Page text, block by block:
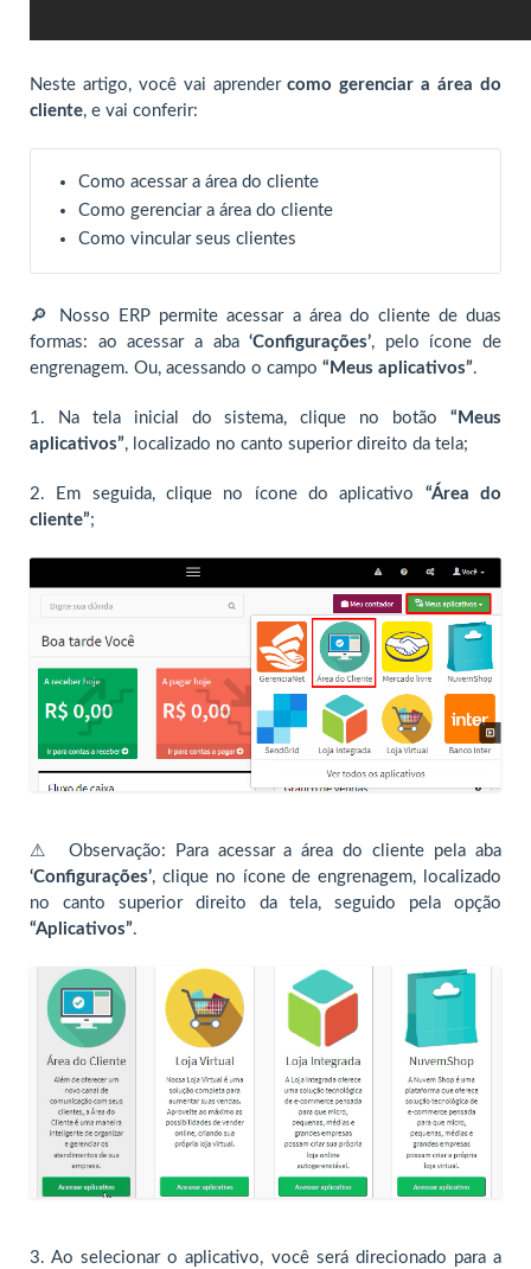
Neste artigo, você vai aprendercomo gerenciar a área do
cliente, e vai conferir:
Como acessar a área do cliente
Como gerenciar a área do cliente
Como vincular seus clientes
🔎 ️Nosso ERP permite acessar a área do cliente de duas
formas: ao acessar a aba‘Configurações’, pelo ícone de
engrenagem. Ou, acessando o campo “Meus aplicativos”.
1. Na tela inicial do sistema, clique no botão “Meus
aplicativos”, localizado no canto superior direito da tela;
2. Em seguida, clique no ícone do aplicativo “Área do
cliente”;
⚠ ️ Observação: Para acessar a área do cliente pela aba
‘Configurações’, clique no ícone de engrenagem, localizado
no canto superior direito da tela, seguido pela opção
“Aplicativos”.
3.Ao selecionar o aplicativo, você será direcionado para a